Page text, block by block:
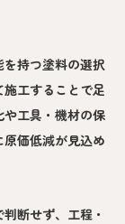
持つ塗料の選択
工することで足
工具・機材の保
価低減が見込め
断せず、工程・